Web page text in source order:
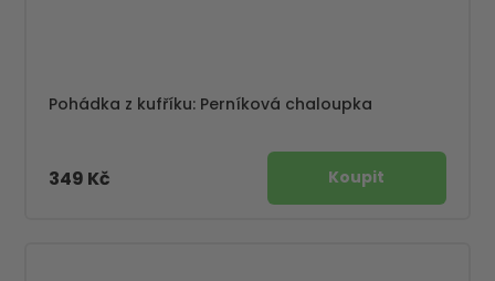
Pohádka z kufříku: Perníková chaloupka
349 Kč